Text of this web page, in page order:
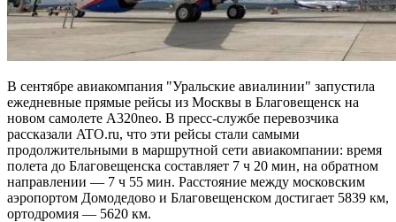
В сентябре авиакомпания "Уральские авиалинии" запустила
ежедневные прямые рейсы из Москвы в Благовещенск на
новом самолете A320neo. В пресс-службе перевозчика
рассказали ATO.ru, что эти рейсы стали самыми
продолжительными в маршрутной сети авиакомпании: время
полета до Благовещенска составляет 7 ч 20 мин, на обратном
направлении — 7 ч 55 мин. Расстояние между московским
аэропортом Домодедово и Благовещенском достигает 5839 км,
ортодромия — 5620 км.